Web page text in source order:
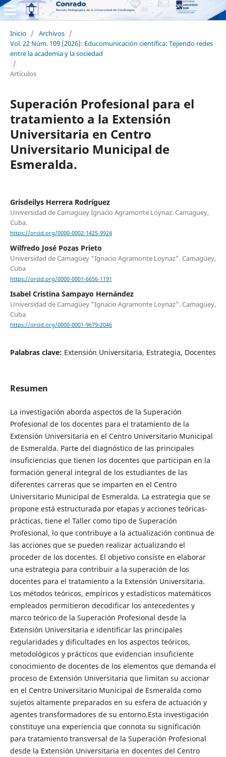
Inicio / Archivos /
Vol. 22 Núm. 109 (2026): Educomunicación científica: Tejiendo redes
entre la academia y la sociedad
/
Artículos
Superación Profesional para el
tratamiento a la Extensión
Universitaria en Centro
Universitario Municipal de
Esmeralda.
Grisdeilys Herrera Rodríguez
Universidad de Camagüey Ignacio Agramonte Loynaz. Camaguey,
Cuba.
https://orcid.org/0000-0002-1425-9924
Wilfredo José Pozas Prieto
Universidad de Camagüey "Ignacio Agramonte Loynaz". Camagüey,
Cuba
https://orcid.org/0000-0001-6656-1191
Isabel Cristina Sampayo Hernández
Universidad de Camagüey "Ignacio Agramonte Loynaz". Camagüey,
Cuba
https://orcid.org/0000-0001-9679-2046
Palabras clave: Extensión Universitaria, Estrategia, Docentes
Resumen
La investigación aborda aspectos de la Superación
Profesional de los docentes para el tratamiento de la
Extensión Universitaria en el Centro Universitario Municipal
de Esmeralda. Parte del diagnóstico de las principales
insuficiencias que tienen los docentes que participan en la
formación general integral de los estudiantes de las
diferentes carreras que se imparten en el Centro
Universitario Municipal de Esmeralda. La estrategia que se
propone está estructurada por etapas y acciones teóricas-
prácticas, tiene el Taller como tipo de Superación
Profesional, lo que contribuye a la actualización continua de
las acciones que se pueden realizar actualizando el
proceder de los docentes. El objetivo consiste en elaborar
una estrategia para contribuir a la superación de los
docentes para el tratamiento a la Extensión Universitaria.
Los métodos teóricos, empíricos y estadísticos matemáticos
empleados permitieron decodificar los antecedentes y
marco teórico de la Superación Profesional desde la
Extensión Universitaria e identificar las principales
regularidades y dificultades en los aspectos teóricos,
metodológicos y prácticos que evidencian insuficiente
conocimiento de docentes de los elementos que demanda el
proceso de Extensión Universitaria que limitan su accionar
en el Centro Universitario Municipal de Esmeralda como
sujetos altamente preparados en su esfera de actuación y
agentes transformadores de su entorno.Esta investigación
constituye una experiencia que connota su significación
para tratamiento transversal de la Superación Profesional
desde la Extensión Universitaria en docentes del Centro